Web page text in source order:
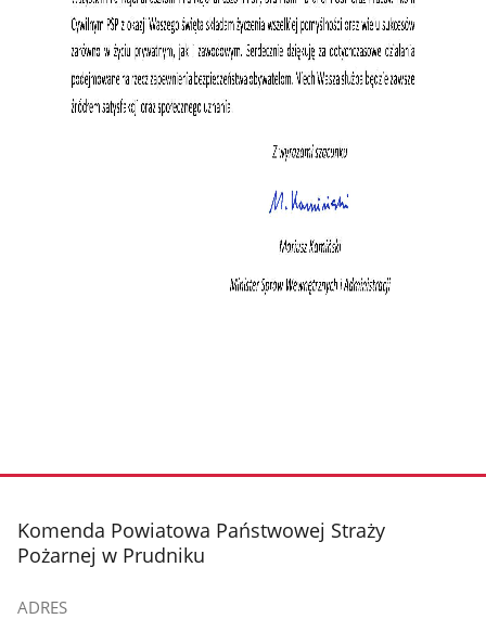
stopka
Komenda Powiatowa Państwowej Straży
Pożarnej w Prudniku
ADRES